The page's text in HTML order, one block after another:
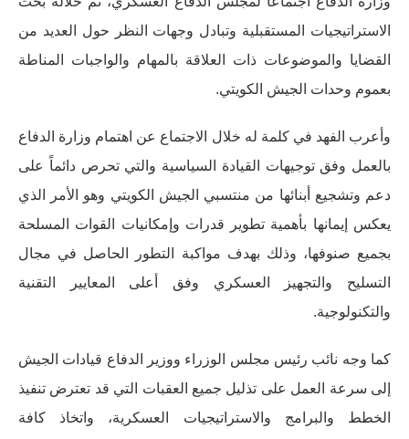
الاستراتيجيات المستقبلية وتبادل وجهات النظر حول العديد من
القضايا والموضوعات ذات العلاقة بالمهام والواجبات المناطة
بعموم وحدات الجيش الكويتي.
وأعرب الفهد في كلمة له خلال الاجتماع عن اهتمام وزارة الدفاع
بالعمل وفق توجيهات القيادة السياسية والتي تحرص دائماً على
دعم وتشجيع أبنائها من منتسبي الجيش الكويتي وهو الأمر الذي
يعكس إيمانها بأهمية تطوير قدرات وإمكانيات القوات المسلحة
بجميع صنوفها، وذلك بهدف مواكبة التطور الحاصل في مجال
التسليح والتجهيز العسكري وفق أعلى المعايير التقنية
والتكنولوجية.
كما وجه نائب رئيس مجلس الوزراء ووزير الدفاع قيادات الجيش
إلى سرعة العمل على تذليل جميع العقبات التي قد تعترض تنفيذ
الخطط والبرامج والاستراتيجيات العسكرية، واتخاذ كافة